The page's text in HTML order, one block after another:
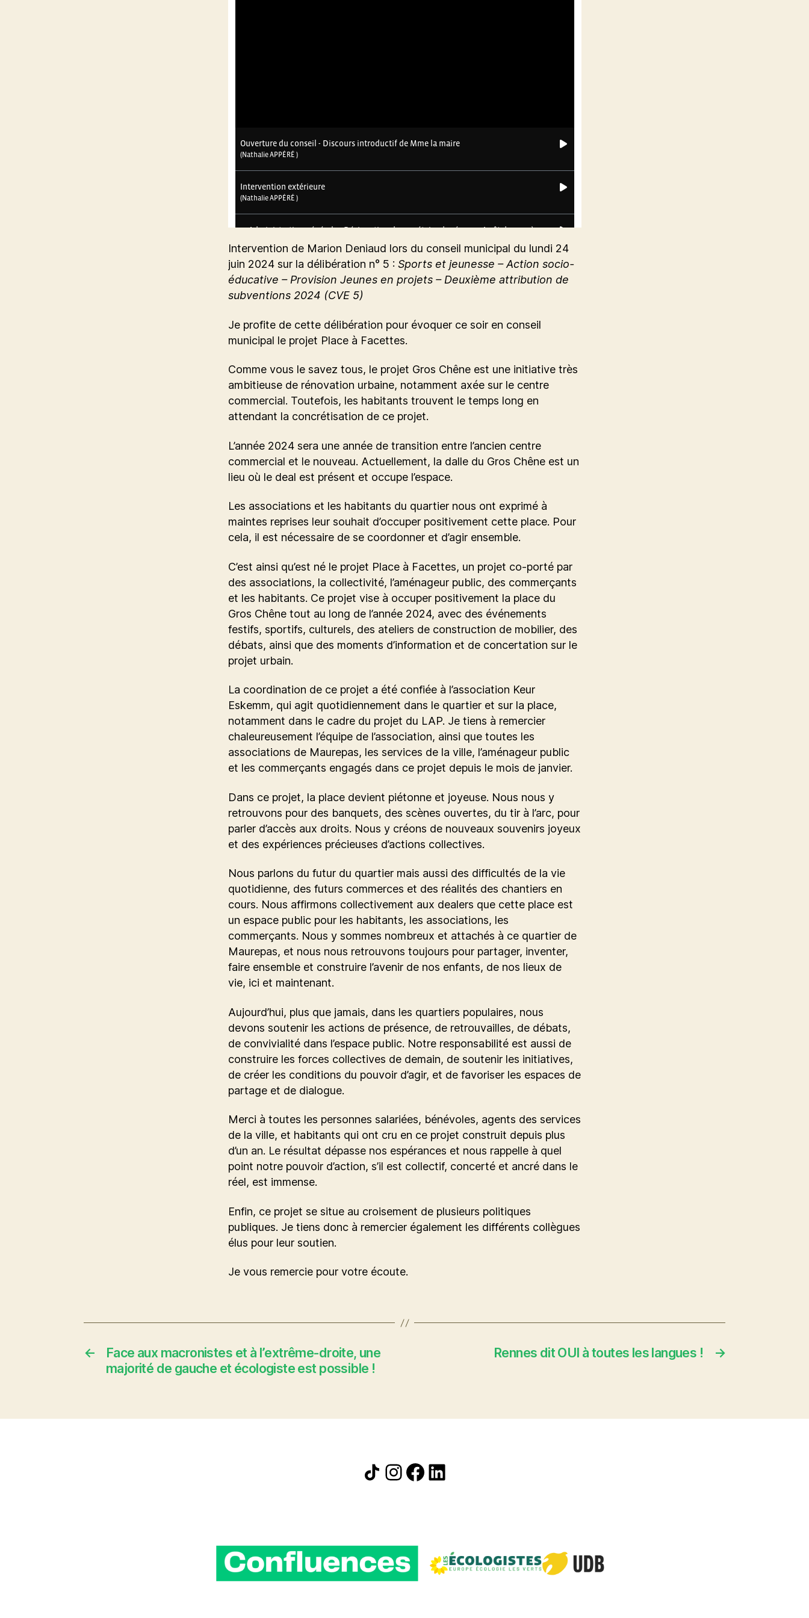
Intervention de Marion Deniaud lors du conseil municipal du lundi 24
juin 2024 sur la délibération n° 5 : Sports et jeunesse – Action socio-
éducative – Provision Jeunes en projets – Deuxième attribution de
subventions 2024 (CVE 5)
Je profite de cette délibération pour évoquer ce soir en conseil
municipal le projet Place à Facettes.
Comme vous le savez tous, le projet Gros Chêne est une initiative très
ambitieuse de rénovation urbaine, notamment axée sur le centre
commercial. Toutefois, les habitants trouvent le temps long en
attendant la concrétisation de ce projet.
L’année 2024 sera une année de transition entre l’ancien centre
commercial et le nouveau. Actuellement, la dalle du Gros Chêne est un
lieu où le deal est présent et occupe l’espace.
Les associations et les habitants du quartier nous ont exprimé à
maintes reprises leur souhait d’occuper positivement cette place. Pour
cela, il est nécessaire de se coordonner et d’agir ensemble.
C’est ainsi qu’est né le projet Place à Facettes, un projet co-porté par
des associations, la collectivité, l’aménageur public, des commerçants
et les habitants. Ce projet vise à occuper positivement la place du
Gros Chêne tout au long de l’année 2024, avec des événements
festifs, sportifs, culturels, des ateliers de construction de mobilier, des
débats, ainsi que des moments d’information et de concertation sur le
projet urbain.
La coordination de ce projet a été confiée à l’association Keur
Eskemm, qui agit quotidiennement dans le quartier et sur la place,
notamment dans le cadre du projet du LAP. Je tiens à remercier
chaleureusement l’équipe de l’association, ainsi que toutes les
associations de Maurepas, les services de la ville, l’aménageur public
et les commerçants engagés dans ce projet depuis le mois de janvier.
Dans ce projet, la place devient piétonne et joyeuse. Nous nous y
retrouvons pour des banquets, des scènes ouvertes, du tir à l’arc, pour
parler d’accès aux droits. Nous y créons de nouveaux souvenirs joyeux
et des expériences précieuses d’actions collectives.
Nous parlons du futur du quartier mais aussi des difficultés de la vie
quotidienne, des futurs commerces et des réalités des chantiers en
cours. Nous affirmons collectivement aux dealers que cette place est
un espace public pour les habitants, les associations, les
commerçants. Nous y sommes nombreux et attachés à ce quartier de
Maurepas, et nous nous retrouvons toujours pour partager, inventer,
faire ensemble et construire l’avenir de nos enfants, de nos lieux de
vie, ici et maintenant.
Aujourd’hui, plus que jamais, dans les quartiers populaires, nous
devons soutenir les actions de présence, de retrouvailles, de débats,
de convivialité dans l’espace public. Notre responsabilité est aussi de
construire les forces collectives de demain, de soutenir les initiatives,
de créer les conditions du pouvoir d’agir, et de favoriser les espaces de
partage et de dialogue.
Merci à toutes les personnes salariées, bénévoles, agents des services
de la ville, et habitants qui ont cru en ce projet construit depuis plus
d’un an. Le résultat dépasse nos espérances et nous rappelle à quel
point notre pouvoir d’action, s’il est collectif, concerté et ancré dans le
réel, est immense.
Enfin, ce projet se situe au croisement de plusieurs politiques
publiques. Je tiens donc à remercier également les différents collègues
élus pour leur soutien.
Je vous remercie pour votre écoute.
←
Face aux macronistes et à l’extrême-droite, une
majorité de gauche et écologiste est possible !
→
Rennes dit OUI à toutes les langues !
Icône de partage
Instagram
Facebook
LinkedIn